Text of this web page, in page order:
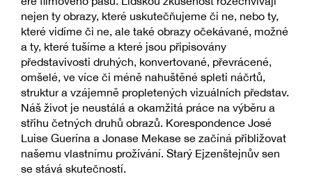
nejen ty obrazy, které uskutečňujeme či ne, nebo ty,
které vidíme či ne, ale také obrazy očekávané, možné
a ty, které tušíme a které jsou připisovány
představivosti druhých, konvertované, převrácené,
omšelé, ve více či méně nahuštěné spleti náčrtů,
struktur a vzájemně propletených vizuálních představ.
Náš život je neustálá a okamžitá práce na výběru a
střihu četných druhů obrazů. Korespondence José
Luise Guerína a Jonase Mekase se začíná přibližovat
našemu vlastnímu prožívání. Starý Ejzenštejnův sen
se stává skutečností.